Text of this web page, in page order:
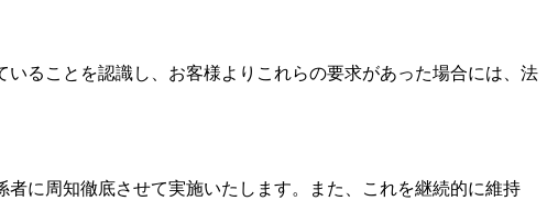
ることを認識し、お客様よりこれらの要求があった場合には、法
に周知徹底させて実施いたします。また、これを継続的に維持